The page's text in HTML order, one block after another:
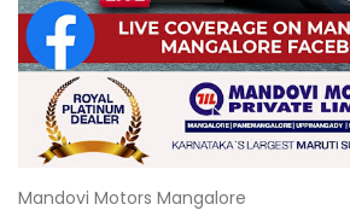
Mandovi Motors Mangalore